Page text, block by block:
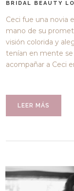
BRIDAL BEAUTY
Ceci fue una novia
mano de su
visión colorida y
tenían en mente
acompañar a Ceci
LEER MÁS